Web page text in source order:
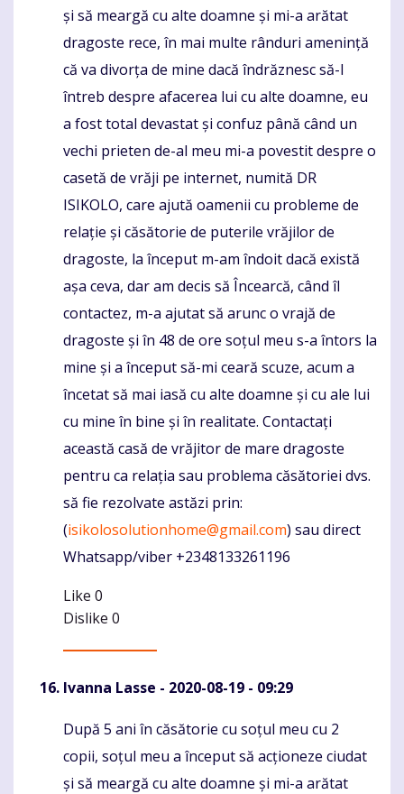
și să meargă cu alte doamne și mi-a arătat
dragoste rece, în mai multe rânduri amenință
că va divorța de mine dacă îndrăznesc să-l
întreb despre afacerea lui cu alte doamne, eu
a fost total devastat și confuz până când un
vechi prieten de-al meu mi-a povestit despre o
casetă de vrăji pe internet, numită DR
ISIKOLO, care ajută oamenii cu probleme de
relație și căsătorie de puterile vrăjilor de
dragoste, la început m-am îndoit dacă există
așa ceva, dar am decis să Încearcă, când îl
contactez, m-a ajutat să arunc o vrajă de
dragoste și în 48 de ore soțul meu s-a întors la
mine și a început să-mi ceară scuze, acum a
încetat să mai iasă cu alte doamne și cu ale lui
cu mine în bine și în realitate. Contactați
această casă de vrăjitor de mare dragoste
pentru ca relația sau problema căsătoriei dvs.
să fie rezolvate astăzi prin:
(isikolosolutionhome@gmail.com) sau direct
Whatsapp/viber +2348133261196
Like 0
Dislike 0
Ivanna Lasse - 2020-08-19 - 09:29
Komentaras
După 5 ani în căsătorie cu soțul meu cu 2
copii, soțul meu a început să acționeze ciudat
și să meargă cu alte doamne și mi-a arătat